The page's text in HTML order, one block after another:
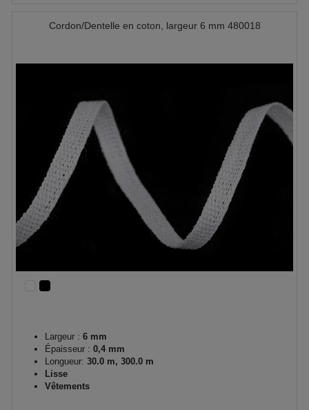
Cordon/Dentelle en coton, largeur 6 mm 480018
Largeur : 6 mm
Épaisseur : 0,4 mm
Longueur: 30.0 m, 300.0 m
Lisse
Vêtements